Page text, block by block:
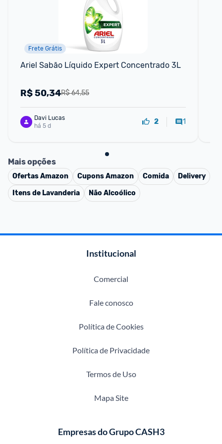
Frete Grátis
Ariel Sabão Líquido Expert Concentrado 3L
R$ 64,55
R$50,34
Davi Lucas
há 5 d
2 1
Mais opções
OfertasAmazon CuponsAmazon Comida
Delivery
Itens de Lavanderia
Não Alcoólico
Institucional
Comercial
Fale conosco
Política de Cookies
Política de Privacidade
Termos de Uso
Mapa Site
Empresas do Grupo CASH3